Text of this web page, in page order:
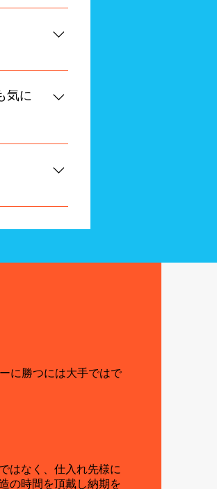
。 運送や
また、当社
気に
州沖縄の食
に勝つには大手ではで
はなく、仕入れ先様に
の時間を頂戴し納期を